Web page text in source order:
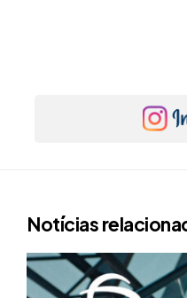
Notícias